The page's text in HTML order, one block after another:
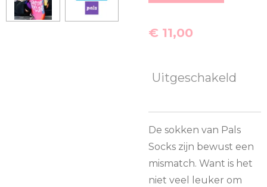
€ 11,00
Uitgeschakeld
De sokken van Pals
Socks zijn bewust een
mismatch. Want is het
niet veel leuker om